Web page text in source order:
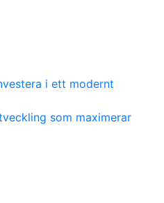
i ett modernt
som maximerar